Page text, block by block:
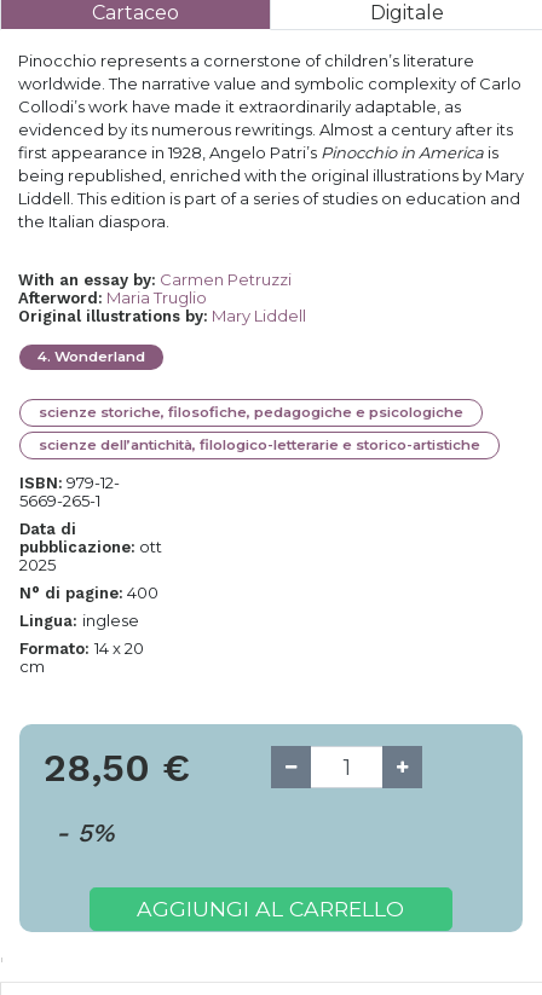
Cartaceo Digitale
Pinocchio represents a cornerstone of children’s literature
worldwide. The narrative value and symbolic complexity of Carlo
Collodi’s work have made it extraordinarily adaptable, as
evidenced by its numerous rewritings. Almost a century after its
first appearance in 1928, Angelo Patri’s Pinocchio in America is
being republished, enriched with the original illustrations by Mary
Liddell. This edition is part of a series of studies on education and
the Italian diaspora.
With an essay by: Carmen Petruzzi
Afterword : Maria Truglio
Original illustrations by: Mary Liddell
4. Wonderland
scienze storiche, filosofiche, pedagogiche e psicologiche
scienze dell’antichità, filologico-letterarie e storico-artistiche
ISBN: 979-12-
5669-265-1
Data di
pubblicazione: ott
2025
N° di pagine: 400
Lingua: inglese
Formato: 14 x 20
cm
28,50 €
- 5%
AGGIUNGI AL CARRELLO